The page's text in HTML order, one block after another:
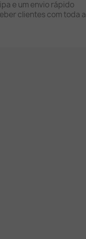
e um envio rápido
clientes com toda a